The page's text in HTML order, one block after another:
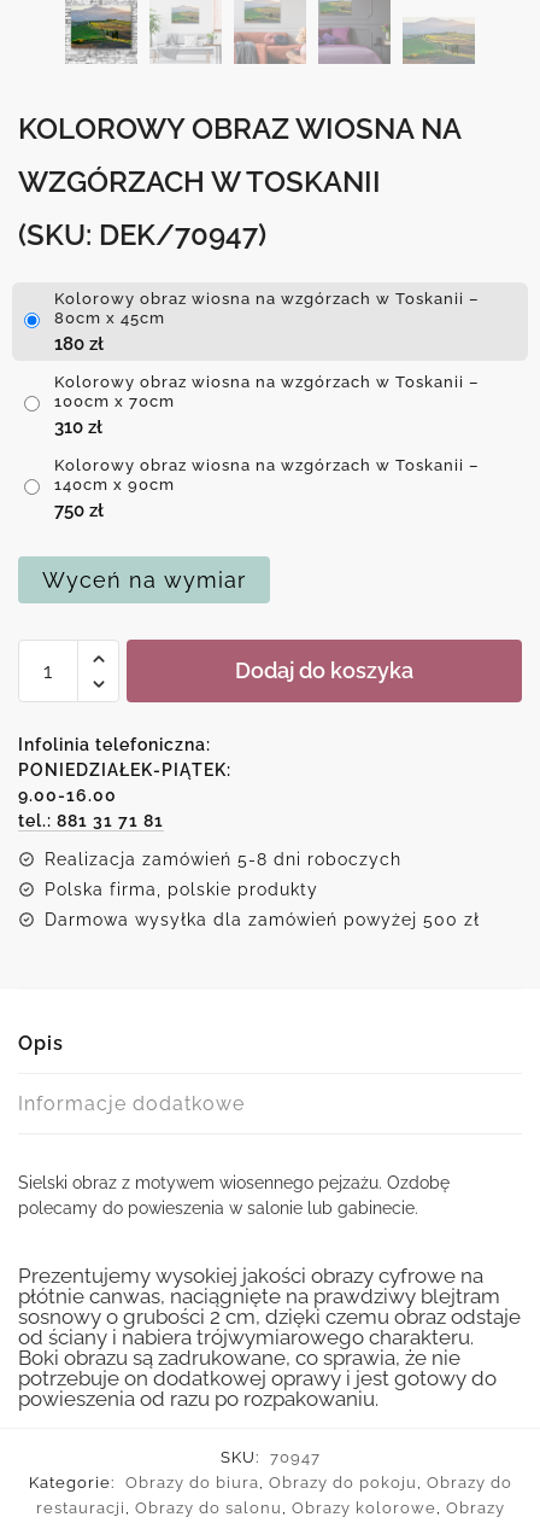
KOLOROWY OBRAZ WIOSNA NA
WZGÓRZACH W TOSKANII
(SKU: DEK/70947)
Kolorowy obraz wiosna na wzgórzach w Toskanii –
80cm x 45cm
180 zł
Kolorowy obraz wiosna na wzgórzach w Toskanii –
100cm x 70cm
310 zł
Kolorowy obraz wiosna na wzgórzach w Toskanii –
140cm x 90cm
750 zł
Wyceń na wymiar
Kolorowy
wiosna
na
wzgórzach
w
Toskanii
Dodaj do koszyka
Infolinia telefoniczna:
PONIEDZIAŁEK-PIĄTEK:
9.00-16.00
tel.: 881 31 71 81
Realizacja zamówień 5-8 dni roboczych
Polska firma, polskie produkty
Darmowa wysyłka dla zamówień powyżej 500 zł
Opis
Informacje dodatkowe
Sielski obraz z motywem wiosennego pejzażu. Ozdobę
polecamy do powieszenia w salonie lub gabinecie.
Prezentujemy wysokiej jakości obrazy cyfrowe na
płótnie canwas, naciągnięte na prawdziwy blejtram
sosnowy o grubości 2 cm, dzięki czemu obraz odstaje
od ściany i nabiera trójwymiarowego charakteru.
Boki obrazu są zadrukowane, co sprawia, że nie
potrzebuje on dodatkowej oprawy i jest gotowy do
powieszenia od razu po rozpakowaniu.
SKU:
70947
Kategorie:
Obrazy do biura, Obrazy do pokoju , Obrazy do
restauracji , Obrazy do salonu , Obrazy kolorowe, Obrazy